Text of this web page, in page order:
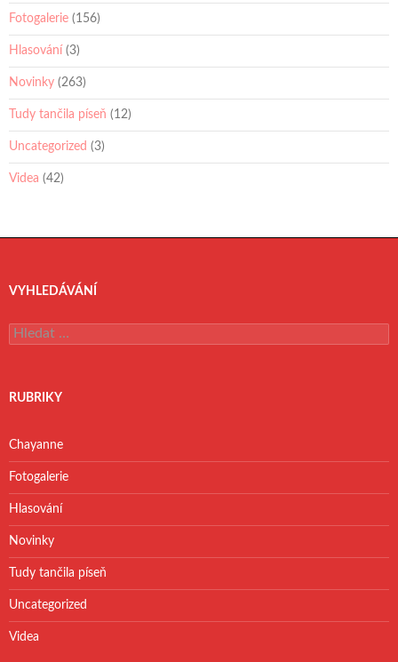
Fotogalerie (156)
Hlasování (3)
Novinky (263)
Tudy tančila píseň (12)
Uncategorized (3)
Videa (42)
VYHLEDÁVÁNÍ
V
y
e
v
á
n
í
RUBRIKY
Chayanne
Fotogalerie
Hlasování
Novinky
Tudy tančila píseň
Uncategorized
Videa